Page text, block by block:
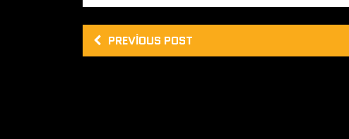
PREVIOUS POST